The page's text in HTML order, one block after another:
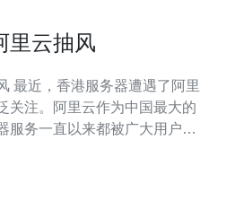
里云抽风
里
关注。阿里云作为中国最大的
服务一直以来都被广大用户所